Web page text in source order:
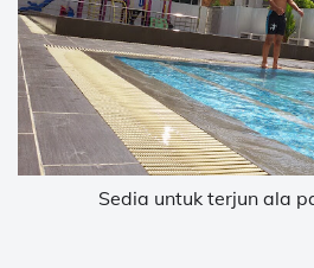
Sedia untuk terjun ala